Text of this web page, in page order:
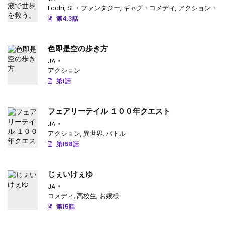
Ecchi, SF・ファンタジー, ギャグ・コメディ, アクション・
第4.3話
色即是空の歩き方
JA
アクション
第1話
フェアリーテイル １００年クエスト
JA
アクション, 異世界, バトル
第158話
じぇいけぇゆ
JA
コメディ, 高校生, お嬢様
第15話